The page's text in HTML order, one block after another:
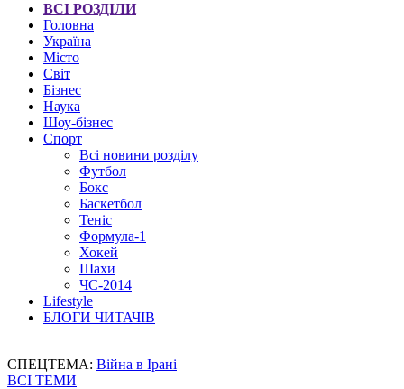
ВСІ РОЗДІЛИ
Головна
Україна
Місто
Світ
Бізнес
Наука
Шоу-бізнес
Спорт
Всі новини розділу
Футбол
Бокс
Баскетбол
Теніс
Формула-1
Хокей
Шахи
ЧС-2014
Lifestyle
БЛОГИ ЧИТАЧІВ
СПЕЦТЕМА: Війна в Ірані
ВСІ ТЕМИ